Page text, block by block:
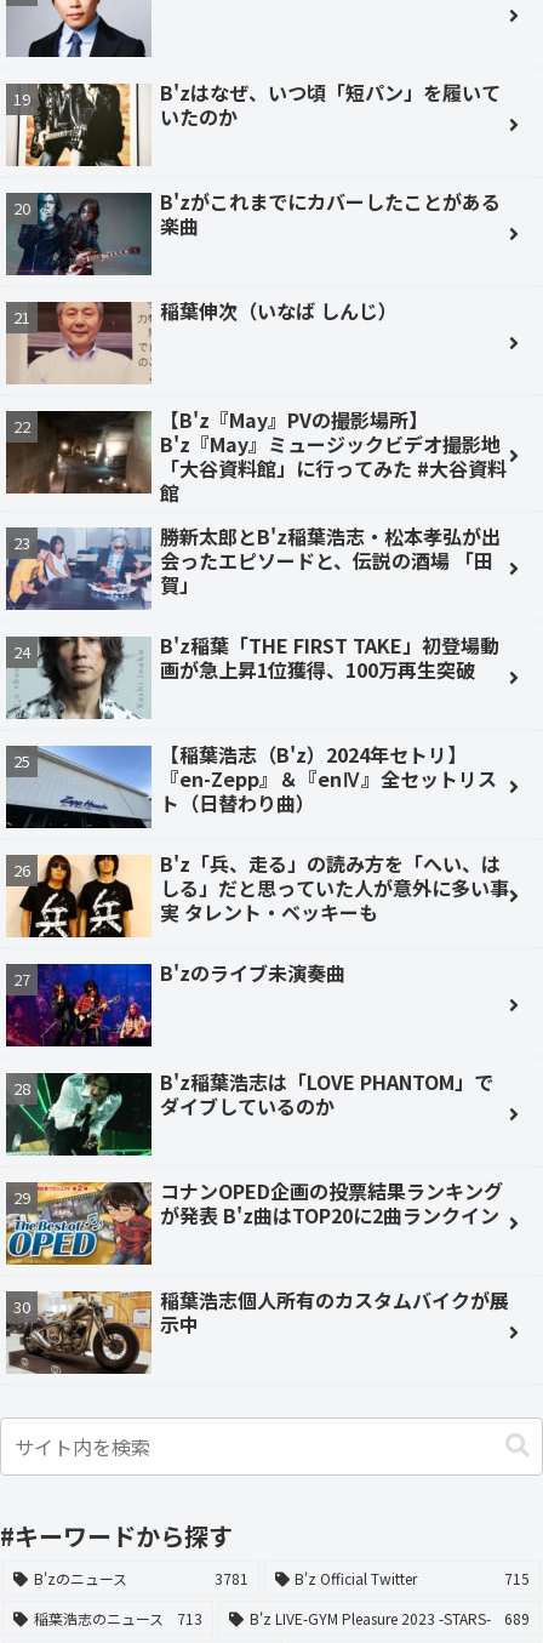
B'zはなぜ、いつ頃「短パン」を履いて
いたのか
B'zがこれまでにカバーしたことがある
楽曲
稲葉伸次（いなば しんじ）
【B'z『May』PVの撮影場所】
B'z『May』ミュージックビデオ撮影地
「大谷資料館」に行ってみた #大谷資料
館
勝新太郎とB'z稲葉浩志・松本孝弘が出
会ったエピソードと、伝説の酒場 「田
賀」
B'z稲葉「THE FIRST TAKE」初登場動
画が急上昇1位獲得、100万再生突破
【稲葉浩志（B'z）2024年セトリ】
『en-Zepp』＆『enⅣ』全セットリス
ト（日替わり曲）
B'z「兵、走る」の読み方を「へい、は
しる」だと思っていた人が意外に多い事
実 タレント・ベッキーも
B'zのライブ未演奏曲
B'z稲葉浩志は「LOVE PHANTOM」で
ダイブしているのか
コナンOPED企画の投票結果ランキング
が発表 B'z曲はTOP20に2曲ランクイン
稲葉浩志個人所有のカスタムバイクが展
示中
#キーワードから探す
B'zのニュース 3781 B'z Official Twitter
715
稲葉浩志のニュース
713 B'z LIVE-GYM Pleasure 2023 -STARS-
689